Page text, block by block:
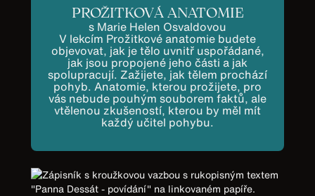
PROŽITKOVÁ ANATOMIE
s Marie Helen Osvaldovou
V lekcím Prožitkové anatomie budete
objevovat, jak je tělo uvnitř uspořádané,
jak jsou propojené jeho části a jak
spolupracují. Zažijete, jak tělem prochází
pohyb. Anatomie, kterou prožijete, pro
vás nebude pouhým souborem faktů, ale
vtělenou zkušeností, kterou by měl mít
každý učitel pohybu.